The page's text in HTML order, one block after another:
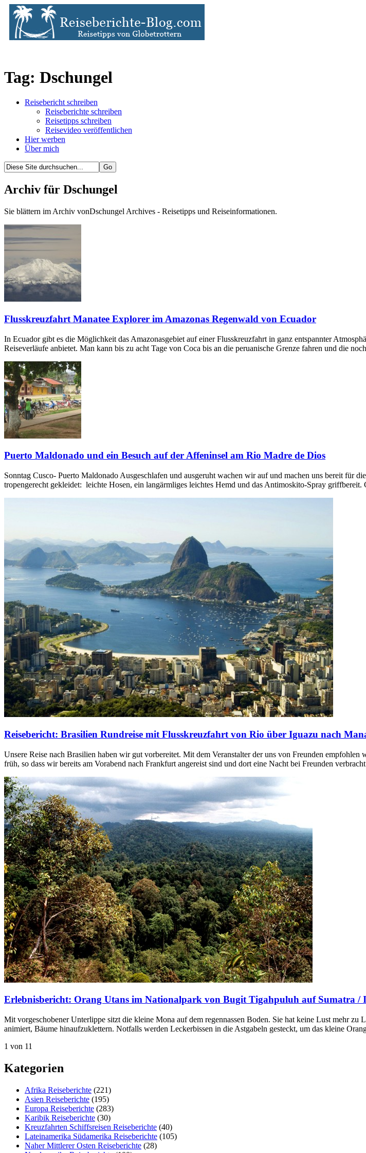
Tag: Dschungel
Reisebericht schreiben
Reiseberichte schreiben
Reisetipps schreiben
Reisevideo veröffentlichen
Hier werben
Über mich
Archiv für Dschungel
Sie blättern im Archiv vonDschungel Archives - Reisetipps und Reiseinformationen.
Flusskreuzfahrt Manatee Explorer im Amazonas Regenwald von Ecuador
In Ecuador gibt es die Möglichkeit das Amazonasgebiet auf einer Flusskreuzfahrt in ganz entspannter
Reiseverläufe anbietet. Man kann bis zu acht Tage von Coca bis an die peruanische Grenze fahren und die
Puerto Maldonado und ein Besuch auf der Affeninsel am Rio Madre de Dios
Sonntag Cusco- Puerto Maldonado Ausgeschlafen und ausgeruht wachen wir auf und machen uns bereit für
tropengerecht gekleidet: leichte Hosen, ein langärmliges leichtes Hemd und das Antimoskito-Spray
Reisebericht: Brasilien Rundreise mit Flusskreuzfahrt von Rio über Iguazu nach
Unsere Reise nach Brasilien haben wir gut vorbereitet. Mit dem Veranstalter der uns von Freunden
früh, so dass wir bereits am Vorabend nach Frankfurt angereist sind und dort eine Nacht bei Freunden
Erlebnisbericht: Orang Utans im Nationalpark von Bugit Tigahpuluh auf Sumatra /
Mit vorgeschobener Unterlippe sitzt die kleine Mona auf dem regennassen Boden. Sie hat keine Lust mehr
animiert, Bäume hinaufzuklettern. Notfalls werden Leckerbissen in die Astgabeln gesteckt, um das kleine
1 von 11
Kategorien
Afrika Reiseberichte (221)
Asien Reiseberichte (195)
Europa Reiseberichte (283)
Karibik Reiseberichte (30)
Kreuzfahrten Schiffsreisen Reiseberichte (40)
Lateinamerika Südamerika Reiseberichte (105)
Naher Mittlerer Osten Reiseberichte (28)